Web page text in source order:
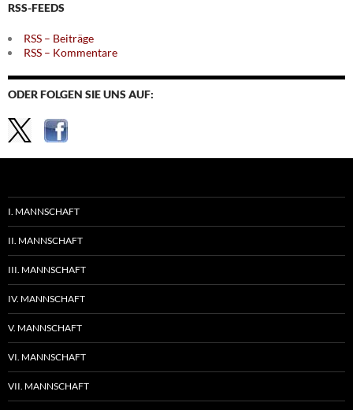
RSS-FEEDS
RSS – Beiträge
RSS – Kommentare
ODER FOLGEN SIE UNS AUF:
I. MANNSCHAFT
II. MANNSCHAFT
III. MANNSCHAFT
IV. MANNSCHAFT
V. MANNSCHAFT
VI. MANNSCHAFT
VII. MANNSCHAFT